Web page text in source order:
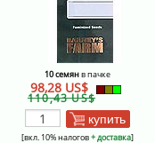
10 семянв пачке
98,28 US$
110,43 US$
купить
[вкл. 10% налогов+ доставка]